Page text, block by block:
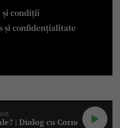
condiții
și confidențialitate
cu Cornel Popa, Pe
așezăm dreptul european
